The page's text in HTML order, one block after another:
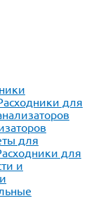
для
для
для
и